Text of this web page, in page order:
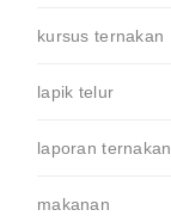
kursus ternakan
lapik telur
laporan ternakan
makanan